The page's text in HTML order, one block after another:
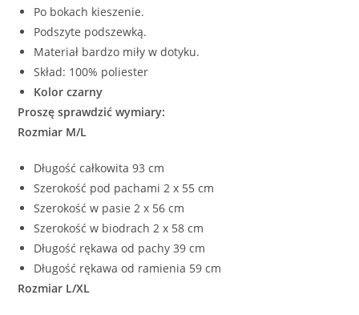
Po bokach kieszenie.
Podszyte podszewką.
Materiał bardzo miły w dotyku.
Skład: 100% poliester
Kolor czarny
Proszę sprawdzić wymiary:
Rozmiar M/L
Długość całkowita 93 cm
Szerokość pod pachami 2 x 55 cm
Szerokość w pasie 2 x 56 cm
Szerokość w biodrach 2 x 58 cm
Długość rękawa od pachy 39 cm
Długość rękawa od ramienia 59 cm
Rozmiar L/XL